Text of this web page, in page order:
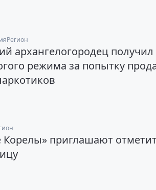
Регион
архангелогородец
режима за попытку
приглашают